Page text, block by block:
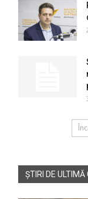
ȘTIRI DE ULTIMĂ